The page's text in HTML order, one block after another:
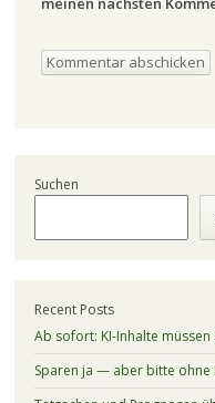
Suchen
Recent Posts
Ab sofort: KI-Inhalte
Sparen ja — aber bitte ohne